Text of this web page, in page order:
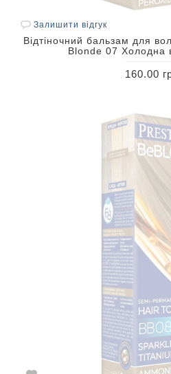
Залишити відгук
Відтіночний бальзам для
Blonde 07 Холодна
160.00